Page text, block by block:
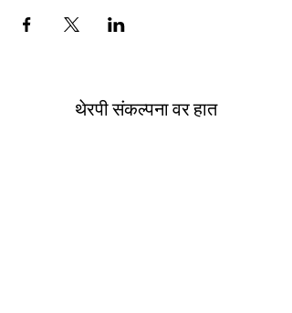
थेरपी संकल्पना वर हात